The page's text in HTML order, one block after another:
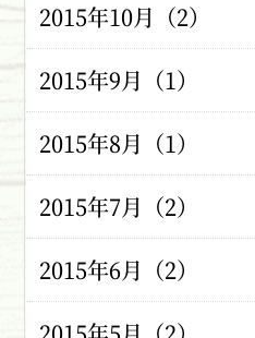
2015年10月（2）
2015年9月（1）
2015年8月（1）
2015年7月（2）
2015年6月（2）